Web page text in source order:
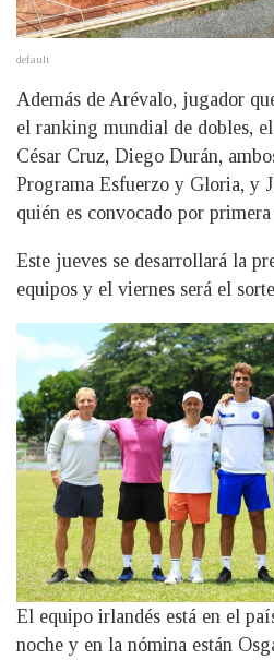
default
Además de Arévalo, jugador
el ranking mundial de dobles,
César Cruz, Diego Durán,
Programa Esfuerzo y Gloria, y
quién es convocado por
Este jueves se desarrollará la
equipos y el viernes será el
El equipo irlandés está en el
noche y en la nómina están